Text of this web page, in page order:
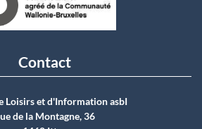
Contact
Loisirs et d'Information asbI
de la Montagne, 36